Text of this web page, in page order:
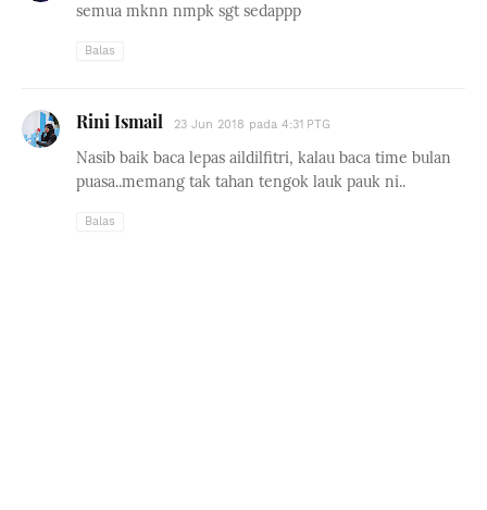
semua mknn nmpk sgt sedappp
Balas
Rini Ismail 23 Jun 2018 pada 4:31 PTG
Nasib baik baca lepas aildilfitri, kalau baca time bulan
puasa..memang tak tahan tengok lauk pauk ni..
Balas